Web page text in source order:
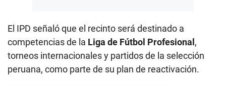
El IPD señaló que el recinto será destinado a
competencias de la Liga de Fútbol Profesional,
torneos internacionales y partidos de la selección
peruana, como parte de su plan de reactivación.